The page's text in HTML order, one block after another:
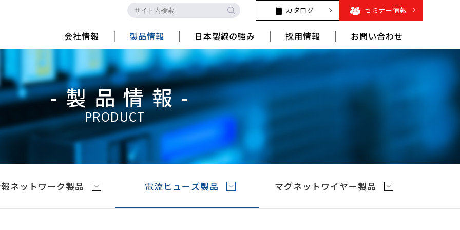
カタログ セミナー情報
会社情報 製品情報 日本製線の強み 採用情報 お問い合わせ
-製品情報-
PRODUCT
ネットワーク製品 電流ヒューズ製品 マグネットワイヤー製品